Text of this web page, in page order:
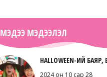
МЭДЭЭ МЭДЭЭЛЭЛ
HALLOWEEN-ИЙ
2024 он 10 сар 28